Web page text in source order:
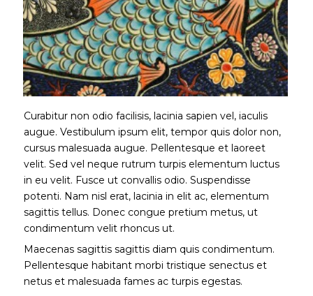
Curabitur non odio facilisis, lacinia sapien vel, iaculis
augue. Vestibulum ipsum elit, tempor quis dolor non,
cursus malesuada augue. Pellentesque et laoreet
velit. Sed vel neque rutrum turpis elementum luctus
in eu velit. Fusce ut convallis odio. Suspendisse
potenti. Nam nisl erat, lacinia in elit ac, elementum
sagittis tellus. Donec congue pretium metus, ut
condimentum velit rhoncus ut.
Maecenas sagittis sagittis diam quis condimentum.
Pellentesque habitant morbi tristique senectus et
netus et malesuada fames ac turpis egestas.